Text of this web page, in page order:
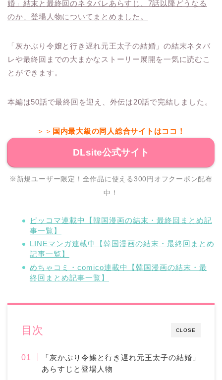
婚」結末と最終回のネタバレあらすじ、7話以降どうなる
のか、登場人物についてまとめました。
「灰かぶり令嬢と行き遅れ元王太子の結婚」の結末ネタバ
レや最終回までの大まかなストーリー展開を一気に読むこ
とができます。
本編は50話で最終回を迎え、外伝は20話で完結しました。
＞＞ 国内最大級の同人総合サイトはココ！
DLsite公式サイト
※新規ユーザー限定！全作品に使える300円オフクーポン配布
中！
ピッコマ連載中【韓国漫画の結末・最終回まとめ記
事一覧】
LINEマンガ連載中【韓国漫画の結末・最終回まとめ
記事一覧】
めちゃコミ・comico連載中【韓国漫画の結末・最
終回まとめ記事一覧】
CLOSE
目次
「灰かぶり令嬢と行き遅れ元王太子の結婚」
あらすじと登場人物